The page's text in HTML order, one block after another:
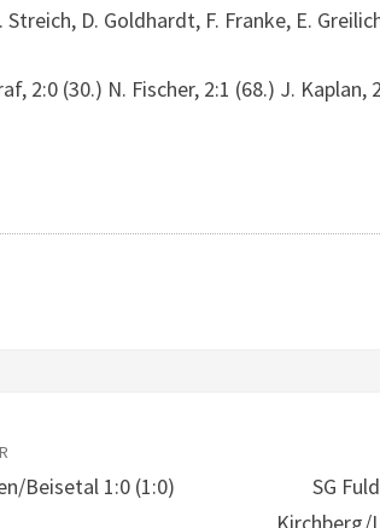
Streich, D. Goldhardt, F. Franke, E.
2:0 (30.) N. Fischer, 2:1 (68.) J. Kaplan,
Beisetal 1:0 (1:0)
SG